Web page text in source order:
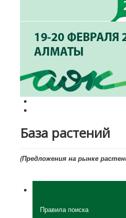
База растений
(Предложения на рынке
Правила поиска